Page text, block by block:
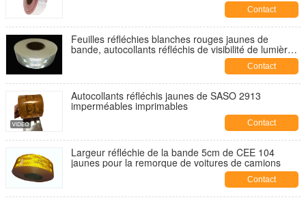
Contact
Feuilles réfléchies blanches rouges jaunes de
bande, autocollants réfléchis de visibilité de lumière
Contact
Autocollants réfléchis jaunes de SASO 2913
imperméables imprimables
Contact
Largeur réfléchie de la bande 5cm de CEE 104
jaunes pour la remorque de voitures de camions
Contact